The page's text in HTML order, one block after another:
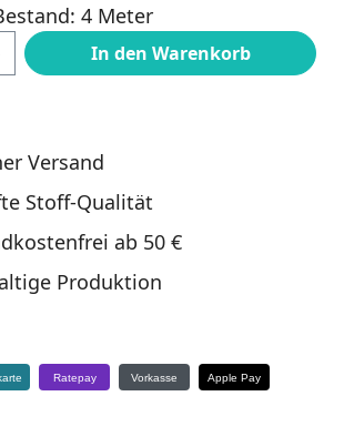
4 Meter
Gib den gewünschten
In den Warenkorb
Versand
Stoff-Qualität
ab 50 €
Produktion
Ratepay Vorkasse Apple Pay